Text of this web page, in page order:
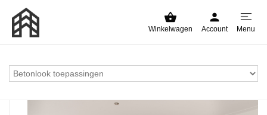
Winkelwagen Account Menu